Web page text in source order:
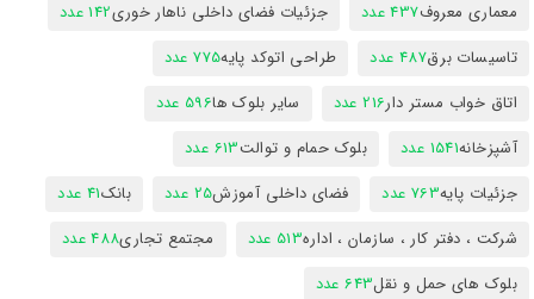
معماری معروف437 عدد جزئیات فضای داخلی ناهار خوری142 عدد
تاسیسات برق487 عدد طراحی اتوکد پایه775 عدد
اتاق خواب مستر دار216 عدد سایر بلوک ها596 عدد
آشپزخانه1541 عدد بلوک حمام و توالت613 عدد
جزئیات پایه763 عدد فضای داخلی آموزش25 عدد بانک41 عدد
شرکت ، دفتر کار ، سازمان ، اداره513 عدد مجتمع تجاری488 عدد
بلوک های حمل و نقل643 عدد